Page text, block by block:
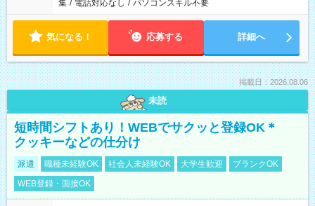
集 / 電話対応なし / パソコンスキル不要
気になる！ 応募する 詳細へ
掲載日：2026.08.06
未読
短時間シフトあり！WEBでサクッと登録OK＊
クッキーなどの仕分け
派遣 職種未経験OK 社会人未経験OK 大学生歓迎
ブランクOK
WEB登録・面接OK